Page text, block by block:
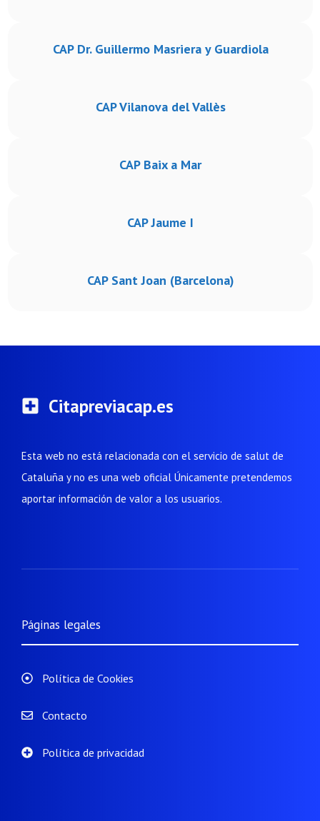
CAP Dr. Guillermo Masriera y Guardiola
CAP Vilanova del Vallès
CAP Baix a Mar
CAP Jaume I
CAP Sant Joan (Barcelona)
Citapreviacap.es
Esta web no está relacionada con el servicio de salut de
Cataluña y no es una web oficial Únicamente pretendemos
aportar información de valor a los usuarios.
Páginas legales
Política de Cookies
Contacto
Política de privacidad